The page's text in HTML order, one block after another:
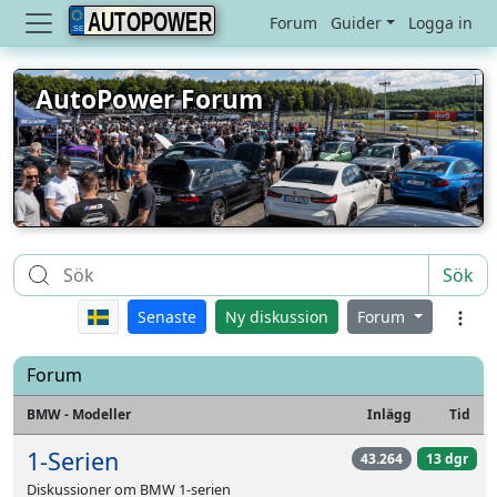
AUTOPOWER Forum Guider Logga in
AutoPower Forum
Sök
Senaste Ny diskussion Forum
Forum
BMW - Modeller Inlägg Tid
1-Serien
Diskussioner om BMW 1-serien
43.264 13 dgr